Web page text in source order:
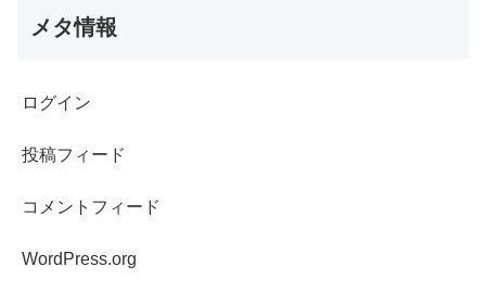
メタ情報
ログイン
投稿フィード
コメントフィード
WordPress.org